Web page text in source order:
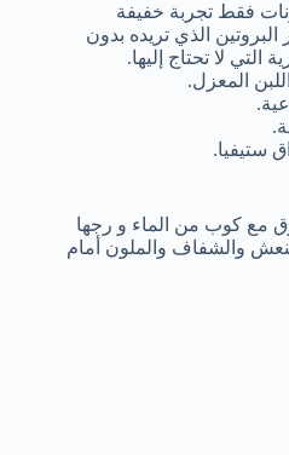
فقط تجربة خفيفة
الذي تريده بدون
التي لا تحتاج إليها.
ستيفيا.
مع كوب من الماء و رجها
والشفاف والملون أمام